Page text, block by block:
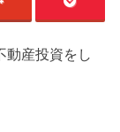
動産投資をし